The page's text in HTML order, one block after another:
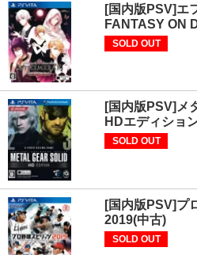
[国内版PSV]エ
FANTASY ON
SOLD OUT
[国内版PSV]メ
HDエディショ
SOLD OUT
[国内版PSV]プ
2019(中古)
SOLD OUT